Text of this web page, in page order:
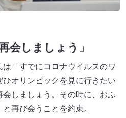
会しましょう」
「すでにコロナウイルスのワ
オリンピックを見に行きたい
しましょう。その時に、おふ
再び会うことを約束。